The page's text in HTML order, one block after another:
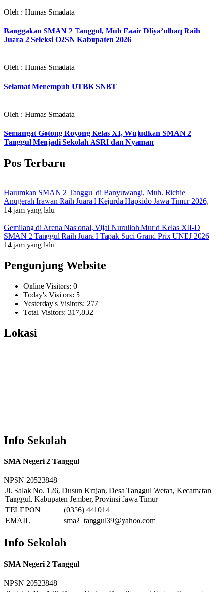
Oleh : Humas Smadata
Banggakan SMAN 2 Tanggul, Muh Faaiz Dliya’ulhaq Raih
Juara 2 Seleksi O2SN Kabupaten 2026
Oleh : Humas Smadata
Selamat Menempuh UTBK SNBT
Oleh : Humas Smadata
Semangat Gotong Royong Kelas XI, Wujudkan SMAN 2
Tanggul Menjadi Sekolah ASRI dan Nyaman
Pos Terbaru
Harumkan SMAN 2 Tanggul di Banyuwangi, Muh. Richie
Anugerah Irawan Raih Juara I Kejurda Hapkido Jawa Timur 2026,
14 jam yang lalu
Gemilang di Arena Nasional, Vijai Nurulloh Murid Kelas XII-D
SMAN 2 Tanggul Raih Juara I Tapak Suci Grand Prix UNEJ 2026
14 jam yang lalu
Pengunjung Website
Online Visitors: 0
Today's Visitors: 5
Yesterday's Visitors: 277
Total Visitors: 317,832
Lokasi
Info Sekolah
SMA Negeri 2 Tanggul
NPSN 20523848
Jl. Salak No. 126, Dusun Krajan, Desa Tanggul Wetan, Kecamatan
Tanggul, Kabupaten Jember, Provinsi Jawa Timur
TELEPON
(0336) 441014
EMAIL
sma2_tanggul39@yahoo.com
Info Sekolah
SMA Negeri 2 Tanggul
NPSN 20523848